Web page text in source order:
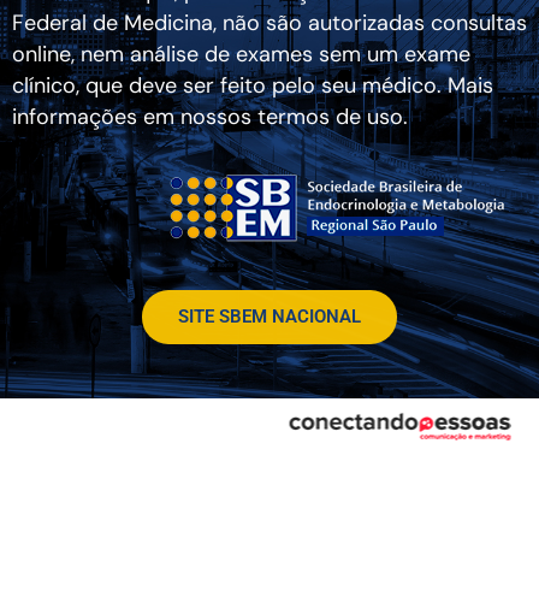
Federal de Medicina, não são autorizadas consultas
online, nem análise de exames sem um exame
clínico, que deve ser feito pelo seu médico. Mais
informações em nossos termos de uso.
SITE SBEM NACIONAL